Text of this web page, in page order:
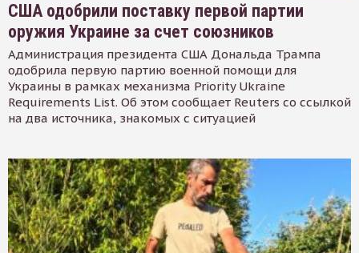
США одобрили поставку первой партии
оружия Украине за счет союзников
Администрация президента США Дональда Трампа
одобрила первую партию военной помощи для
Украины в рамках механизма Priority Ukraine
Requirements List. Об этом сообщает Reuters со ссылкой
на два источника, знакомых с ситуацией